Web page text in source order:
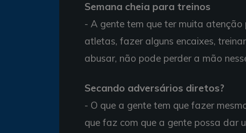
Semana cheia para treinos
- A gente tem que ter muita
atletas, fazer alguns encaixes,
abusar, não pode perder a mão
Secando adversários diretos?
- O que a gente tem que fazer
que faz com que a gente possa dar